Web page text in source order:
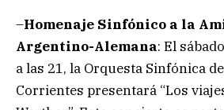
–Homenaje Sinfónico a la
Argentino-Alemana: El
a las 21, la Orquesta Sinfónica
Corrientes presentará “Los